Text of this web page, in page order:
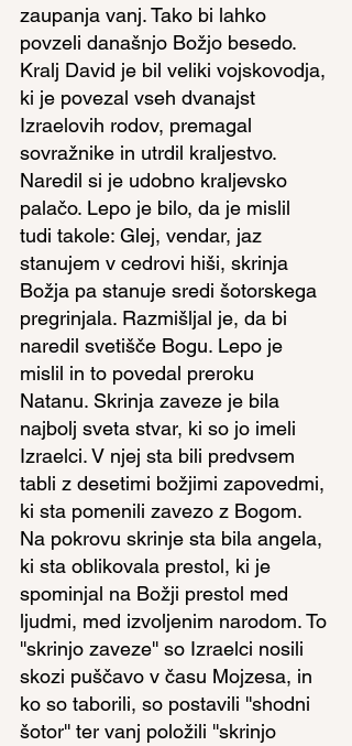
zaupanja vanj. Tako bi lahko
povzeli današnjo Božjo besedo.
Kralj David je bil veliki vojskovodja,
ki je povezal vseh dvanajst
Izraelovih rodov, premagal
sovražnike in utrdil kraljestvo.
Naredil si je udobno kraljevsko
palačo. Lepo je bilo, da je mislil
tudi takole: Glej, vendar, jaz
stanujem v cedrovi hiši, skrinja
Božja pa stanuje sredi šotorskega
pregrinjala. Razmišljal je, da bi
naredil svetišče Bogu. Lepo je
mislil in to povedal preroku
Natanu. Skrinja zaveze je bila
najbolj sveta stvar, ki so jo imeli
Izraelci. V njej sta bili predvsem
tabli z desetimi božjimi zapovedmi,
ki sta pomenili zavezo z Bogom.
Na pokrovu skrinje sta bila angela,
ki sta oblikovala prestol, ki je
spominjal na Božji prestol med
ljudmi, med izvoljenim narodom. To
''skrinjo zaveze'' so Izraelci nosili
skozi puščavo v času Mojzesa, in
ko so taborili, so postavili ''shodni
šotor'' ter vanj položili ''skrinjo